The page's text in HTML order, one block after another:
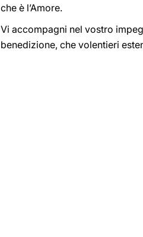
che è l’Amore.
Vi accompagni nel vostro
benedizione, che volentieri